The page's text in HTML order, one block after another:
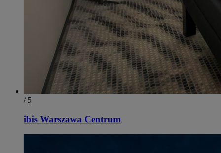
/ 5
ibis Warszawa Centrum